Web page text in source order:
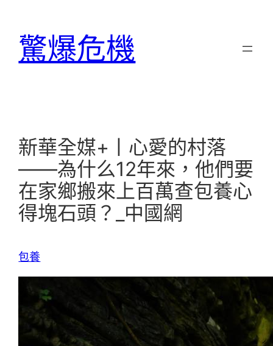
驚爆危機
新華全媒+丨心愛的村落
——為什么12年來，他們要
在家鄉搬來上百萬查包養心
得塊石頭？_中國網
包養